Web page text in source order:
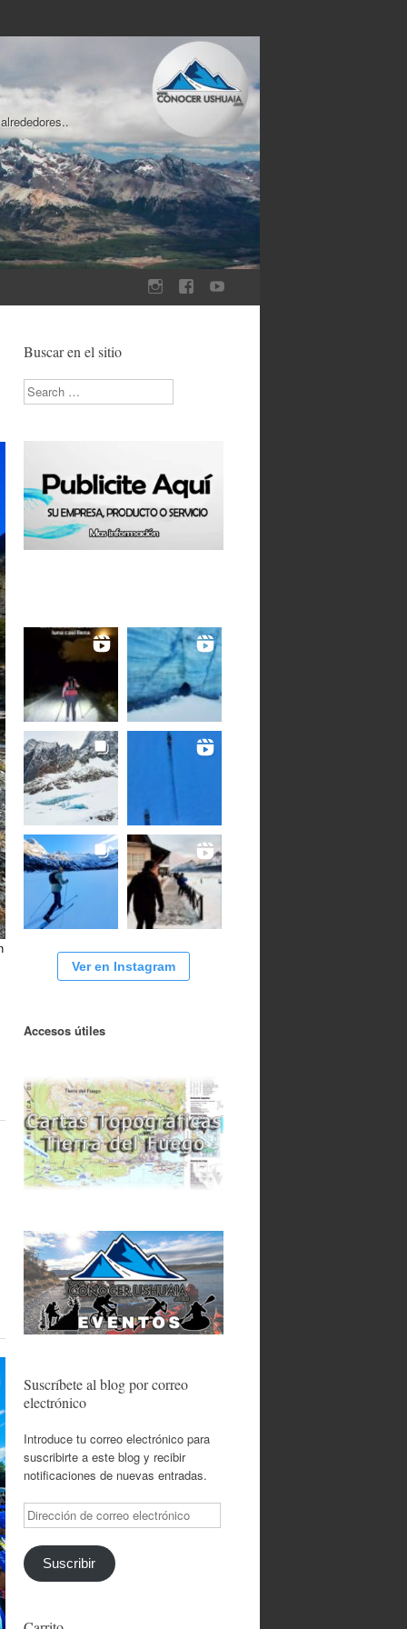
Buscar en el sitio
Search
Ver en Instagram
Accesos útiles
Suscríbete al blog por correo
electrónico
Introduce tu correo electrónico para
suscribirte a este blog y recibir
notificaciones de nuevas entradas.
Dirección
de
correo
electrónico
Suscribir